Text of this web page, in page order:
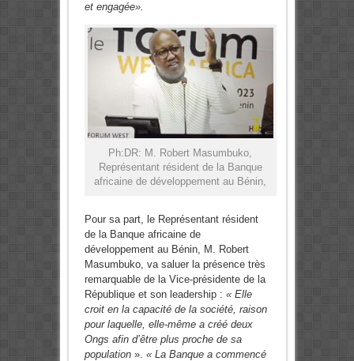
et engagée».
Ph:DR: M. Robert Masumbuko,
Représentant résident de la Banque
africaine de développement au Bénin,
Pour sa part, le Représentant résident
de la Banque africaine de
développement au Bénin, M. Robert
Masumbuko, va saluer la présence très
remarquable de la Vice-présidente de la
République et son leadership : « Elle
croit en la capacité de la société, raison
pour laquelle, elle-même a créé deux
Ongs afin d’être plus proche de sa
population». « La Banque a commencé